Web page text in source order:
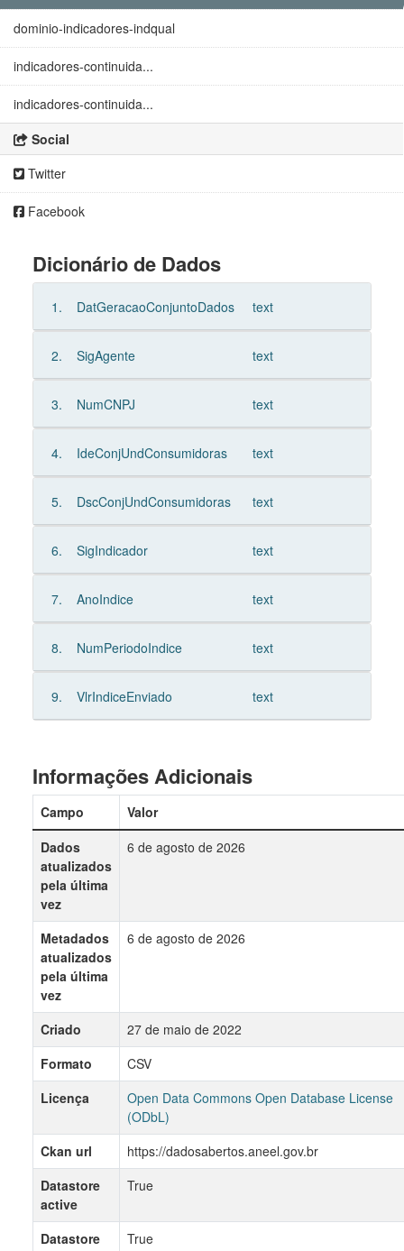
dominio-indicadores-indqual
indicadores-continuida...
indicadores-continuida...
Social
Twitter
Facebook
Dicionário de Dados
1. DatGeracaoConjuntoDados text
2. SigAgente text
3. NumCNPJ text
4. IdeConjUndConsumidoras text
5. DscConjUndConsumidoras text
6. SigIndicador text
7. AnoIndice text
8. NumPeriodoIndice text
9. VlrIndiceEnviado text
Informações Adicionais
Campo
Valor
Dados
atualizados
pela última
vez
6 de agosto de 2026
Metadados
atualizados
pela última
vez
6 de agosto de 2026
Criado
27 de maio de 2022
Formato
CSV
Licença
Open Data Commons Open Database License
(ODbL)
Ckan url
https://dadosabertos.aneel.gov.br
Datastore
active
True
Datastore
True